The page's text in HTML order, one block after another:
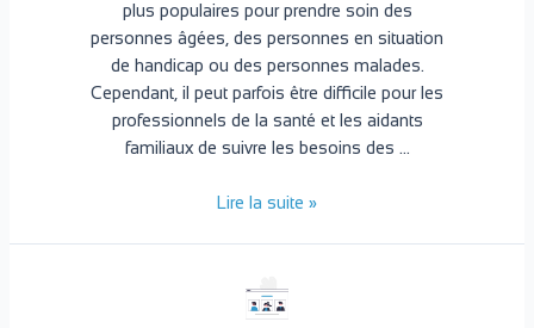
plus populaires pour prendre soin des
personnes âgées, des personnes en situation
de handicap ou des personnes malades.
Cependant, il peut parfois être difficile pour les
professionnels de la santé et les aidants
familiaux de suivre les besoins des …
Lire la suite »